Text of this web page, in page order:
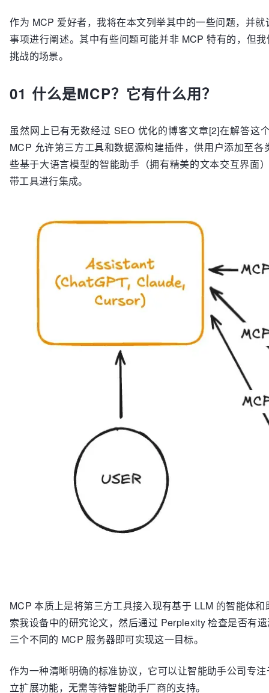
作为 MCP 爱好者，我将在本文列举其中的一些问题，并
事项进行阐述。其中有些问题可能并非 MCP 特有的，但
挑战的场景。
01 什么是MCP？它有什么用？
虽然网上已有无数经过 SEO 优化的博客文章[2]在解答
MCP 允许第三方工具和数据源构建插件，供用户添加至
些基于大语言模型的智能助手（拥有精美的文本交互界面
带工具进行集成。
MCP 本质上是将第三方工具接入现有基于 LLM 的智能体
索我设备中的研究论文，然后通过 Perplexity 检查是否有
三个不同的 MCP 服务器即可实现这一目标。
作为一种清晰明确的标准协议，它可以让智能助手公司专
立扩展功能，无需等待智能助手厂商的支持。